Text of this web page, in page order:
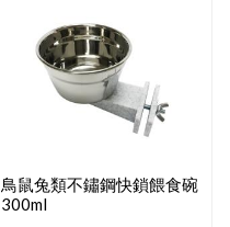
鳥鼠兔類不鏽鋼快鎖餵食碗
300ml